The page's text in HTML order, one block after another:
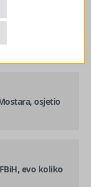
osjetio
evo koliko